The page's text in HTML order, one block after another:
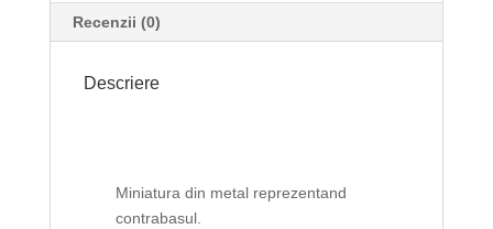
Recenzii (0)
Descriere
Miniatura din metal reprezentand
contrabasul.